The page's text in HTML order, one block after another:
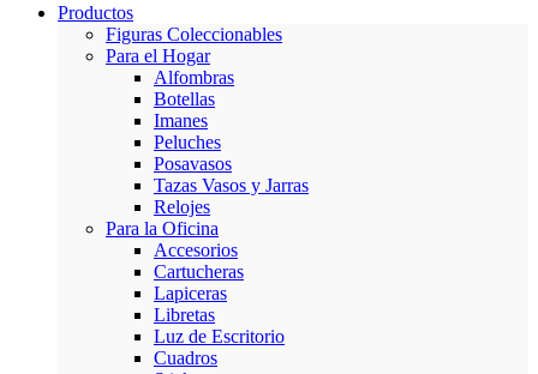
Productos
Figuras Coleccionables
Para el Hogar
Alfombras
Botellas
Imanes
Peluches
Posavasos
Tazas Vasos y Jarras
Relojes
Para la Oficina
Accesorios
Cartucheras
Lapiceras
Libretas
Luz de Escritorio
Cuadros